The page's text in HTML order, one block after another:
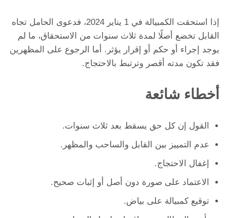
إذا استحقت الكمبيالة في 1 يناير 2024، فدعوى الحامل تجاه
القابل تخضع أصلًا لمدة ثلاث سنوات من الاستحقاق، ما لم
يوجد إجراء أو حكم أو إقرار يؤثر. أما الرجوع على المظهرين
فقد تكون مدته أقصر وترتبط بالاحتجاج.
أخطاء شائعة
القول إن كل حق يسقط بعد ثلاث سنوات.
عدم التمييز بين القابل والساحب والمظهر.
إغفال الاحتجاج.
الاعتماد على صورة دون أصل أو إثبات صحيح.
توقيع كمبيالة على بياض.